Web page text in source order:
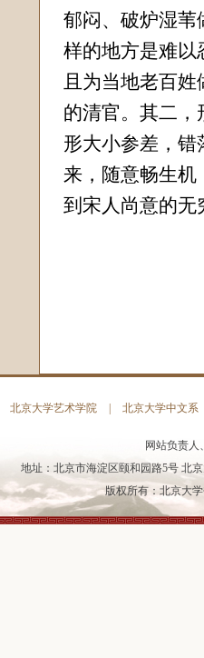
郁闷、破炉湿苇
样的地方是难以
且为当地老百
的清官。其二，
形大小参差，错
来，随意畅生机
到宋人尚意的无
北京大学艺术学院 北京大学中文系
网站负责
地址：北京市海淀区颐和园路5号 北
版权所有：北京大